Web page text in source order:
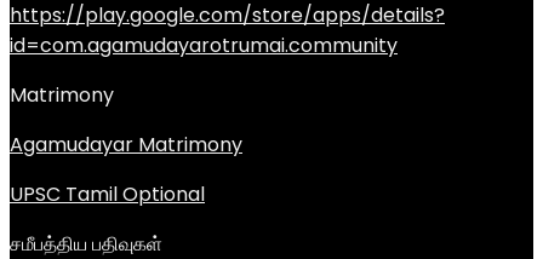
https://play.google.com/store/apps/details?
id=com.agamudayarotrumai.community
Matrimony
Agamudayar Matrimony
UPSC Tamil Optional
சமீபத்திய பதிவுகள்